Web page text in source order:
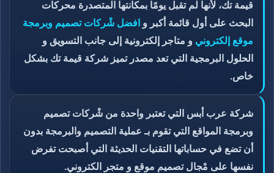
قيمة تك، لأنها لم تقبل يومًا بمكانتها المتصدرة محركات
البحث على أول قائمة أكبر و افضل شْركات تصميم وبرمجة
موقع إلكتروني و متاجر إلكترونية إلى جانب التسويق و
الحلول البرمجية التي تعد مصدر تميز شركة قيمة تك بشكل
خاص.
شركة عرب أبس التي تعتبر واحدة من شْركات تصميم
وبرمجة المواقع التي تقوم بـ عملية التصميم والبرمجة بدون
أن تضع في حساباتها التقنيات الحديثة التي أصبحت تفرض
نفسها على مْجال تصميم موقع و متجر الكتروني.